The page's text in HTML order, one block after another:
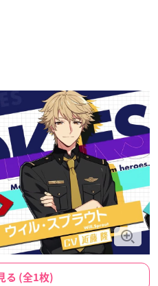
る (全1枚)